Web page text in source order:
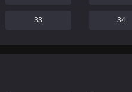
33 34